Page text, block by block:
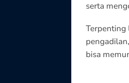
serta
Terpenting
bisa